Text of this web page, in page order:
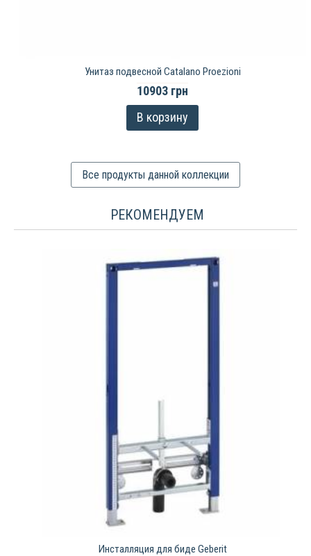
Унитаз подвесной Catalano Proezioni
10903 грн
В корзину
Все продукты данной коллекции
РЕКОМЕНДУЕМ
Инсталляция для биде Geberit